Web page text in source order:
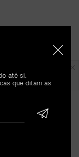
até si.
que ditam as